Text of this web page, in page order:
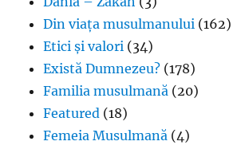
Din viața musulmanului (162)
Etici și valori (34)
Există Dumnezeu? (178)
Familia musulmană (20)
Featured (18)
Femeia Musulmană (4)